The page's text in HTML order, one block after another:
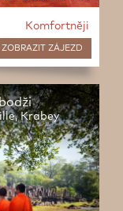
Komfortněji
ZOBRAZIT ZÁJEZD
Krabey